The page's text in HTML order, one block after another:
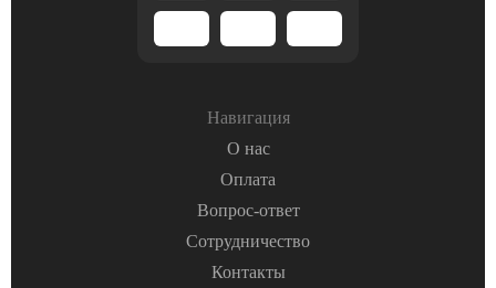
Навигация
О нас
Оплата
Вопрос-ответ
Сотрудничество
Контакты